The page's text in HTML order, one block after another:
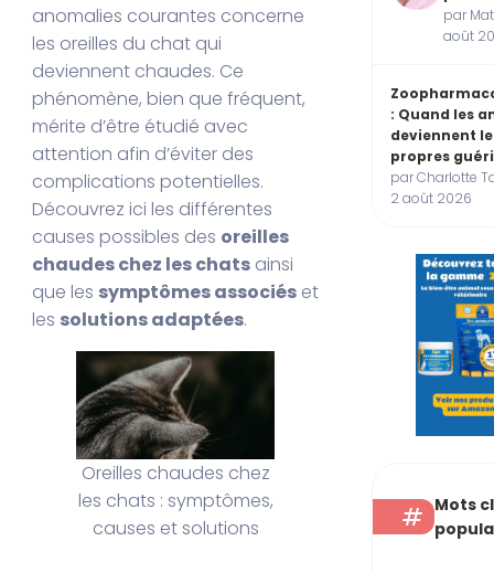
anomalies courantes concerne
les oreilles du chat qui
deviennent chaudes. Ce
phénomène, bien que fréquent,
mérite d’être étudié avec
attention afin d’éviter des
complications potentielles.
Découvrez ici les différentes
causes possibles des oreilles
chaudes chez les chats ainsi
que les symptômes associés et
les solutions adaptées.
Oreilles chaudes chez
les chats : symptômes,
causes et solutions
par
août
: Quand les
deviennent
propres
par Charlotte
2 août 2026
Mots